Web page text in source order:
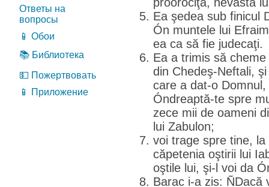
Ответы на
вопросы
📱 Обои
📚 Библиотека
💵 Пожертвовать
📱 Приложение
Ea şedea sub finicul
Ón muntele lui
ea ca să fie judecaţi.
Ea a trimis să
din Chedeş-Neftali,
care a dat-o
Óndreaptă-te spre
zece mii de oameni
lui Zabulon;
voi trage spre tine, la
căpetenia oştirii lui
oştile lui, şi-l voi da
Barac i-a zis: ÑDacă